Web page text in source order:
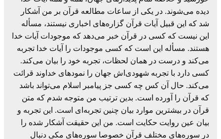
دیده می‌شوند. در یکی از ساعات مطالعه قرآن بر من آشکار
شد که این قبیل آیات قرآن گزاره‌های اخباری نیستند، مسأله
این نیست که کسی در قرآن خبر می‌دهد که موجودات آیات خدا
هستند. مسأله این است که کسی موجودات را آیات خدا تجربه
می‌کند و درست در همان لحظات، تجربه خود را بیان می‌کند.
کسی دارد با تجربه شهودی‌اش جهان را نمودهای خداوند قرائت
می‌کند. حال آن کس چه کسی جز پیامبر اسلام می‌تواند باشد
که قرآن را آورده است. بدین ترتیب من متوجه شدم که متن
قرآن در بیشترین موارد بیان چنین تجربه‌ای است. این تجربه و
بیان عین روایت حکایت است. من این حقیقت آشکار شده را
در سوره‌های مختلف قرآن خصوصا سوره‌های مکی دنبال